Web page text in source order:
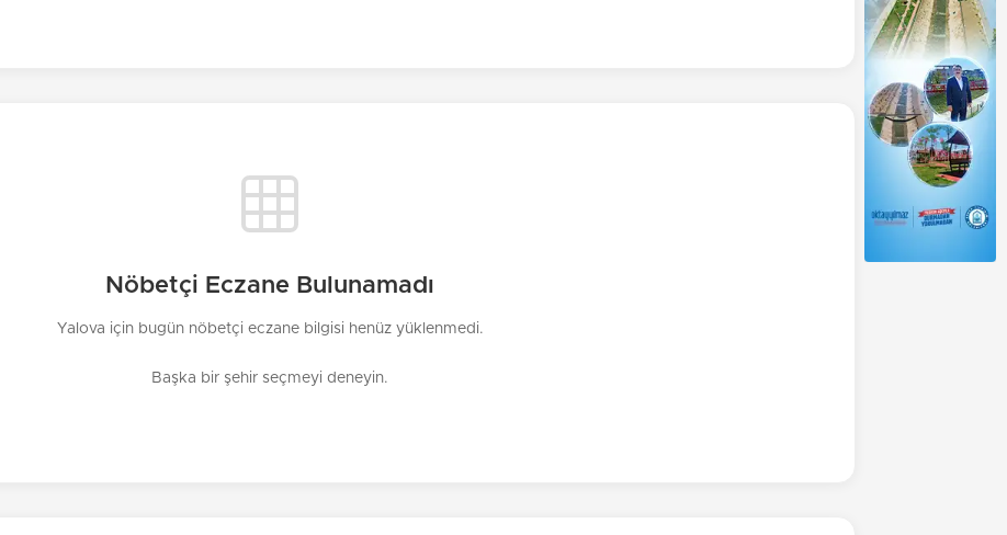
Nöbetçi Eczane Bulunamadı
Yalova için bugün nöbetçi eczane bilgisi henüz yüklenmedi.
Başka bir şehir seçmeyi deneyin.